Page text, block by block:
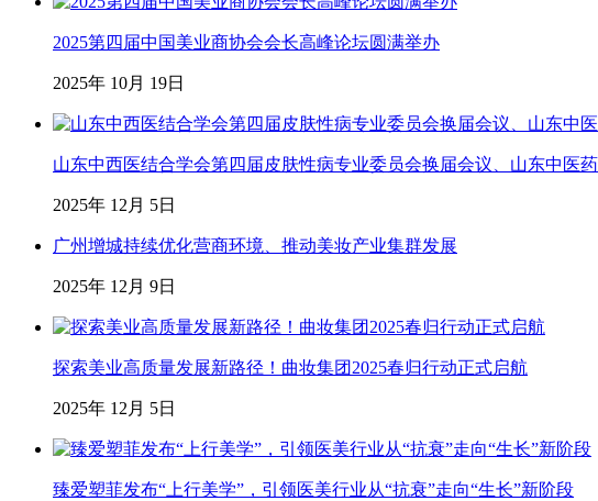
2025第四届中国美业商协会会长高峰论坛圆满举办
2025年 10月 19日
山东中西医结合学会第四届皮肤性病专业委员会换届会议、山东中医
2025年 12月 5日
广州增城持续优化营商环境、推动美妆产业集群发展
2025年 12月 9日
探索美业高质量发展新路径！曲妆集团2025春归行动正式启航
2025年 12月 5日
臻爱塑菲发布“上行美学”，引领医美行业从“抗衰”走向“生长”新阶段